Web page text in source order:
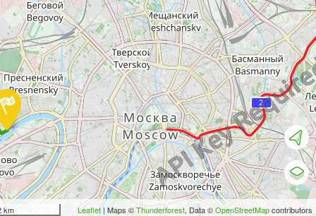
km Leaflet| Maps ©Thunderforest, Data ©OpenStreetMapcontributors